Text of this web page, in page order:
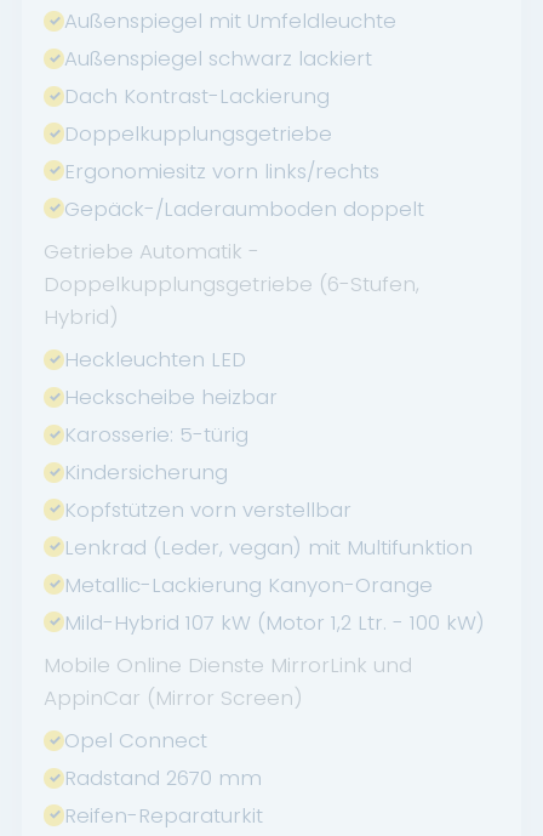
Außenspiegel mit Umfeldleuchte
Außenspiegel schwarz lackiert
Dach Kontrast-Lackierung
Doppelkupplungsgetriebe
Ergonomiesitz vorn links/rechts
Gepäck-/Laderaumboden doppelt
Getriebe Automatik -
Doppelkupplungsgetriebe (6-Stufen,
Hybrid)
Heckleuchten LED
Heckscheibe heizbar
Karosserie: 5-türig
Kindersicherung
Kopfstützen vorn verstellbar
Lenkrad (Leder, vegan) mit Multifunktion
Metallic-Lackierung Kanyon-Orange
Mild-Hybrid 107 kW (Motor 1,2 Ltr. - 100 kW)
Mobile Online Dienste MirrorLink und
AppinCar (Mirror Screen)
Opel Connect
Radstand 2670 mm
Reifen-Reparaturkit